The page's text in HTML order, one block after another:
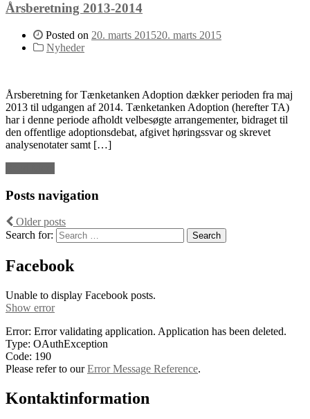
Årsberetning 2013-2014
Posted on 20. marts 201520. marts 2015
Nyheder
Årsberetning for Tænketanken Adoption dækker perioden fra maj
2013 til udgangen af 2014. Tænketanken Adoption (herefter TA)
har i denne periode afholdt velbesøgte arrangementer, bidraget til
den offentlige adoptionsdebat, afgivet høringssvar og skrevet
analysenotater samt […]
Posts navigation
Older posts
Search for:
Facebook
Unable to display Facebook posts.
Show error
Error: Error validating application. Application has been deleted.
Type: OAuthException
Code: 190
Please refer to ourError Message Reference.
Kontaktinformation